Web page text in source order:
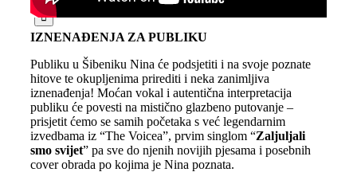
IZNENAĐENJA ZA PUBLIKU
Publiku u Šibeniku Nina će podsjetiti i na svoje poznate
hitove te okupljenima prirediti i neka zanimljiva
iznenađenja! Moćan vokal i autentična interpretacija
publiku će povesti na mistično glazbeno putovanje –
prisjetit ćemo se samih početaka s već legendarnim
izvedbama iz “The Voicea”, prvim singlom “Zaljuljali
smo svijet” pa sve do njenih novijih pjesama i posebnih
cover obrada po kojima je Nina poznata.